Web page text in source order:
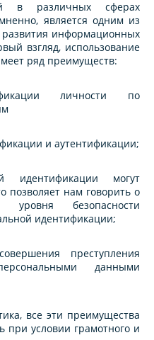
в различных сферах
является одним из
информационных
взгляд, использование
ряд преимуществ:
личности по
и аутентификации;
идентификации могут
позволяет нам говорить о
уровня безопасности
идентификации;
преступления
данными
все эти преимущества
при условии грамотного и